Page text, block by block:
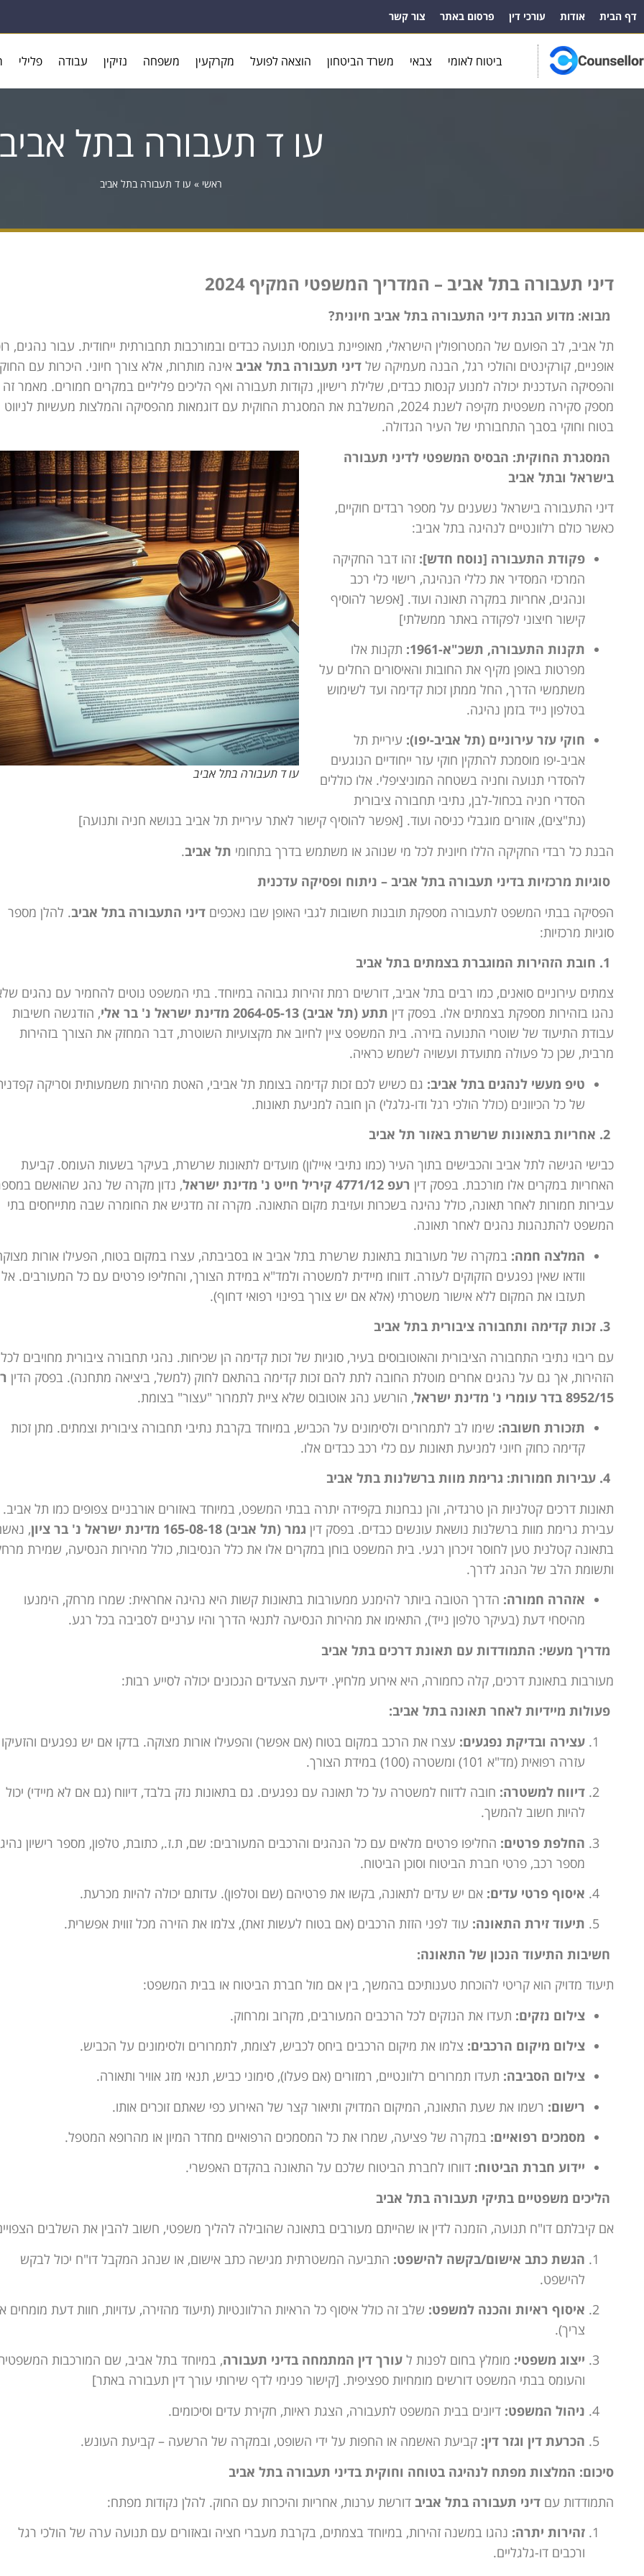
דף הבית אודות עורכי דין פרסום באתר צור קשר
ביטוח לאומי צבאי משרד הביטחון הוצאה לפועל מקרקעין משפחה נזיקין עבודה פלילי
עו ד תעבורה בתל
ראשי » עו ד תעבורה בתל אביב
דיני תעבורה בתל אביב – המדריך המשפטי המקיף 2024
מבוא: מדוע הבנת דיני התעבורה בתל אביב חיונית?
תל אביב, לב הפועם של המטרופולין הישראלי, מאופיינת בעומסי תנועה כבדים ובמורכבות תחבורתית ייחודית. עבור נהגים,
אופניים, קורקינטים והולכי רגל, הבנה מעמיקה של דיני תעבורה בתל אביב אינה מותרות, אלא צורך חיוני. היכרות עם
והפסיקה העדכנית יכולה למנוע קנסות כבדים, שלילת רישיון, נקודות תעבורה ואף הליכים פליליים במקרים חמורים. מאמר זה
מספק סקירה משפטית מקיפה לשנת 2024, המשלבת את המסגרת החוקית עם דוגמאות מהפסיקה והמלצות מעשיות לניווט
בטוח וחוקי בסבך התחבורתי של העיר הגדולה.
עו ד תעבורה בתל אביב
המסגרת החוקית: הבסיס המשפטי לדיני תעבורה
בישראל ובתל אביב
דיני התעבורה בישראל נשענים על מספר רבדים חוקיים,
כאשר כולם רלוונטיים לנהיגה בתל אביב:
פקודת התעבורה [נוסח חדש]: זהו דבר החקיקה
המרכזי המסדיר את כללי הנהיגה, רישוי כלי רכב
ונהגים, אחריות במקרה תאונה ועוד. [אפשר להוסיף
קישור חיצוני לפקודה באתר ממשלתי]
תקנות התעבורה, תשכ"א-1961:
תקנות אלו
מפרטות באופן מקיף את החובות והאיסורים החלים על
משתמשי הדרך, החל ממתן זכות קדימה ועד לשימוש
בטלפון נייד בזמן נהיגה.
חוקי עזר עירוניים (תל אביב-יפו): עיריית תל
אביב-יפו מוסמכת להתקין חוקי עזר ייחודיים הנוגעים
להסדרי תנועה וחניה בשטחה המוניציפלי. אלו כוללים
הסדרי חניה בכחול-לבן, נתיבי תחבורה ציבורית
(נת"צים), אזורים מוגבלי כניסה ועוד. [אפשר להוסיף קישור לאתר עיריית תל אביב בנושא חניה ותנועה]
הבנת כל רבדי החקיקה הללו חיונית לכל מי שנוהג או משתמש בדרך בתחומי תל אביב.
סוגיות מרכזיות בדיני תעבורה בתל אביב – ניתוח ופסיקה עדכנית
הפסיקה בבתי המשפט לתעבורה מספקת תובנות חשובות לגבי האופן שבו נאכפים דיני התעבורה בתל אביב. להלן מספר
סוגיות מרכזיות:
צמתים עירוניים סואנים, כמו רבים בתל אביב, דורשים רמת זהירות גבוהה במיוחד. בתי המשפט נוטים להחמיר עם נהגים
נהגו בזהירות מספקת בצמתים אלו. בפסק דין תתע (תל אביב) 2064-05-13 מדינת ישראל נ' בר אלי
, הודגשה חשיבות
עבודת התיעוד של שוטרי התנועה בזירה. בית המשפט ציין לחיוב את מקצועיות השוטרת, דבר המחזק את הצורך בזהירות
מרבית, שכן כל פעולה מתועדת ועשויה לשמש כראיה.
טיפ מעשי לנהגים בתל אביב: גם כשיש לכם זכות קדימה בצומת תל אביבי, האטת מהירות משמעותית וסריקה
של כל הכיוונים (כולל הולכי רגל ודו-גלגלי) הן חובה למניעת תאונות.
כבישי הגישה לתל אביב והכבישים בתוך העיר (כמו נתיבי איילון) מועדים לתאונות שרשרת, בעיקר בשעות העומס. קביעת
האחריות במקרים אלו מורכבת. בפסק דין רעפ 4771/12 קיריל חייט נ' מדינת ישראל
, נדון מקרה של נהג שהואשם
עבירות חמורות לאחר תאונה, כולל נהיגה בשכרות ועזיבת מקום התאונה. מקרה זה מדגיש את החומרה שבה מתייחסים בתי
המשפט להתנהגות נהגים לאחר תאונה.
המלצה חמה: במקרה של מעורבות בתאונת שרשרת בתל אביב או בסביבתה, עצרו במקום בטוח, הפעילו אורות
וודאו שאין נפגעים הזקוקים לעזרה. דווחו מיידית למשטרה ולמד"א במידת הצורך, והחליפו פרטים עם כל המעורבים. אל
תעזבו את המקום ללא אישור משטרתי (אלא אם יש צורך בפינוי רפואי דחוף).
עם ריבוי נתיבי התחבורה הציבורית והאוטובוסים בעיר, סוגיות של זכות קדימה הן שכיחות. נהגי תחבורה ציבורית מחויבים
הזהירות, אך גם על נהגים אחרים מוטלת החובה לתת להם זכות קדימה בהתאם לחוק (למשל, ביציאה מתחנה). בפסק הדין
8952/15 בדר עומרי נ' מדינת ישראל
, הורשע נהג אוטובוס שלא ציית לתמרור "עצור" בצומת.
תזכורת חשובה: שימו לב לתמרורים ולסימונים על הכביש, במיוחד בקרבת נתיבי תחבורה ציבורית וצמתים. מתן זכות
קדימה כחוק חיוני למניעת תאונות עם כלי רכב כבדים אלו.
תאונות דרכים קטלניות הן טרגדיה, והן נבחנות בקפידה יתרה בבתי המשפט, במיוחד באזורים אורבניים צפופים כמו תל אביב.
עבירת גרימת מוות ברשלנות נושאת עונשים כבדים. בפסק דין גמר (תל אביב) 165-08-18 מדינת ישראל נ' בר ציון
,
בתאונה קטלנית טען לחוסר זיכרון רגעי. בית המשפט בוחן במקרים אלו את כלל הנסיבות, כולל מהירות הנסיעה, שמירת
ותשומת הלב של הנהג לדרך.
אזהרה חמורה: הדרך הטובה ביותר להימנע ממעורבות בתאונות קשות היא נהיגה אחראית: שמרו מרחק, הימנעו
מהיסחי דעת (בעיקר טלפון נייד), התאימו את מהירות הנסיעה לתנאי הדרך והיו ערניים לסביבה בכל רגע.
מדריך מעשי: התמודדות עם תאונת דרכים בתל אביב
מעורבות בתאונת דרכים, קלה כחמורה, היא אירוע מלחיץ. ידיעת הצעדים הנכונים יכולה לסייע רבות:
פעולות מיידיות לאחר תאונה בתל אביב:
עצירה ובדיקת נפגעים: עצרו את הרכב במקום בטוח (אם אפשר) והפעילו אורות מצוקה. בדקו אם יש נפגעים והזעיקו
עזרה רפואית (מד"א 101) ומשטרה (100) במידת הצורך.
דיווח למשטרה: חובה לדווח למשטרה על כל תאונה עם נפגעים. גם בתאונות נזק בלבד, דיווח (גם אם לא מיידי) יכול
להיות חשוב להמשך.
החלפת פרטים: החליפו פרטים מלאים עם כל הנהגים והרכבים המעורבים: שם, ת.ז., כתובת, טלפון, מספר רישיון
מספר רכב, פרטי חברת הביטוח וסוכן הביטוח.
איסוף פרטי עדים: אם יש עדים לתאונה, בקשו את פרטיהם (שם וטלפון). עדותם יכולה להיות מכרעת.
תיעוד זירת התאונה: עוד לפני הזזת הרכבים (אם בטוח לעשות זאת), צלמו את הזירה מכל זווית אפשרית.
חשיבות התיעוד הנכון של התאונה:
תיעוד מדויק הוא קריטי להוכחת טענותיכם בהמשך, בין אם מול חברת הביטוח או בבית המשפט:
צילום נזקים: תעדו את הנזקים לכל הרכבים המעורבים, מקרוב ומרחוק.
צילום מיקום הרכבים: צלמו את מיקום הרכבים ביחס לכביש, לצומת, לתמרורים ולסימונים על הכביש.
צילום הסביבה: תעדו תמרורים רלוונטיים, רמזורים (אם פעלו), סימוני כביש, תנאי מזג אוויר ותאורה.
רישום: רשמו את שעת התאונה, המיקום המדויק ותיאור קצר של האירוע כפי שאתם זוכרים אותו.
מסמכים רפואיים: במקרה של פציעה, שמרו את כל המסמכים הרפואיים מחדר המיון או מהרופא המטפל.
יידוע חברת הביטוח: דווחו לחברת הביטוח שלכם על התאונה בהקדם האפשרי.
הליכים משפטיים בתיקי תעבורה בתל אביב
אם קיבלתם דו"ח תנועה, הזמנה לדין או שהייתם מעורבים בתאונה שהובילה להליך משפטי, חשוב להבין את השלבים
הגשת כתב אישום/בקשה להישפט: התביעה המשטרתית מגישה כתב אישום, או שנהג המקבל דו"ח יכול לבקש
להישפט.
איסוף ראיות והכנה למשפט: שלב זה כולל איסוף כל הראיות הרלוונטיות (תיעוד מהזירה, עדויות, חוות דעת מומחים
צריך).
ייצוג משפטי: מומלץ בחום לפנות ל עורך דין המתמחה בדיני תעבורה, במיוחד בתל אביב, שם המורכבות
והעומס בבתי המשפט דורשים מומחיות ספציפית. [קישור פנימי לדף שירותי עורך דין תעבורה באתר]
ניהול המשפט: דיונים בבית המשפט לתעבורה, הצגת ראיות, חקירת עדים וסיכומים.
הכרעת דין וגזר דין: קביעת האשמה או החפות על ידי השופט, ובמקרה של הרשעה – קביעת העונש.
סיכום: המלצות מפתח לנהיגה בטוחה וחוקית בדיני תעבורה בתל אביב
התמודדות עם דיני תעבורה בתל אביב דורשת ערנות, אחריות והיכרות עם החוק. להלן נקודות מפתח:
זהירות יתרה: נהגו במשנה זהירות, במיוחד בצמתים, בקרבת מעברי חציה ובאזורים עם תנועה ערה של הולכי רגל
ורכבים דו-גלגליים.